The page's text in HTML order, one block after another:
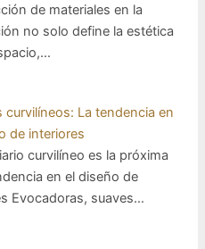
de materiales en la
no solo define la estética
curvilíneos: La tendencia en
de interiores
curvilíneo es la próxima
en el diseño de
Evocadoras, suaves…